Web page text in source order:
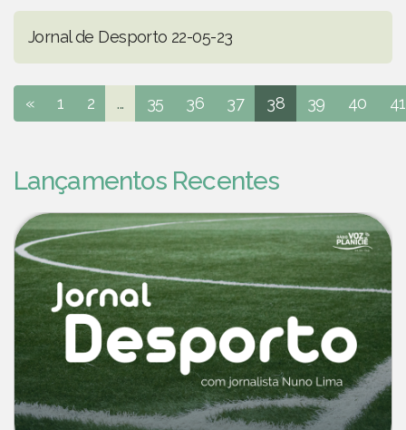
Jornal de Desporto 22-05-23
« 1 2 ... 35 36 37 38 39 40 41
Lançamentos Recentes